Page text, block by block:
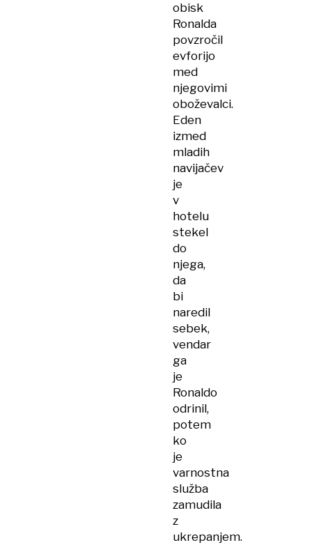
obisk
Ronalda
povzročil
evforijo
med
njegovimi
oboževalci.
Eden
izmed
mladih
navijačev
je
v
hotelu
stekel
do
njega,
da
bi
naredil
sebek,
vendar
ga
je
Ronaldo
odrinil,
potem
ko
je
varnostna
služba
zamudila
z
ukrepanjem.